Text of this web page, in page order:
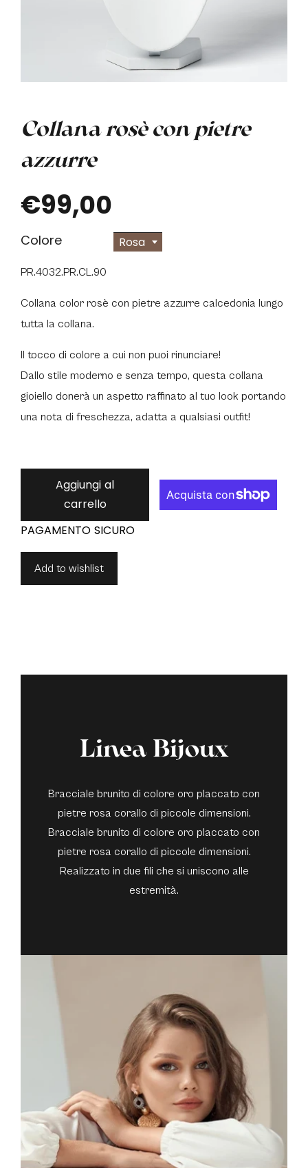
Collana rosè con pietre
azzurre
€99,00
Colore Rosa
PR.4032.PR.CL.90
Collana color rosè con pietre azzurre calcedonia lungo
tutta la collana.
Il tocco di colore a cui non puoi rinunciare!
Dallo stile moderno e senza tempo, questa collana
gioiello donerà un aspetto raffinato al tuo look portando
una nota di freschezza, adatta a qualsiasi outfit!
Aggiungi al
carrello
Add to wishlist
Linea Bijoux
Bracciale brunito di colore oro placcato con
pietre rosa corallo di piccole dimensioni.
Bracciale brunito di colore oro placcato con
pietre rosa corallo di piccole dimensioni.
Realizzato in due fili che si uniscono alle
estremità.